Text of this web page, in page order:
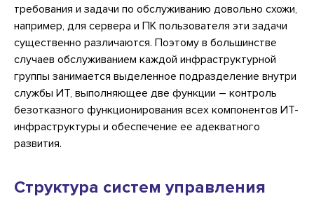
требования и задачи по обслуживанию довольно схожи,
например, для сервера и ПК пользователя эти задачи
существенно различаются. Поэтому в большинстве
случаев обслуживанием каждой инфраструктурной
группы занимается выделенное подразделение внутри
службы ИТ, выполняющее две функции – контроль
безотказного функционирования всех компонентов ИТ-
инфраструктуры и обеспечение ее адекватного
развития.
Структура систем управления